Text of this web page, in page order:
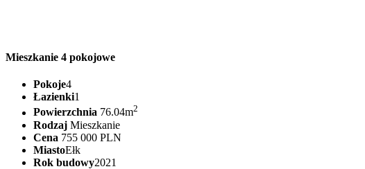
Mieszkanie 4 pokojowe
Pokoje4
Łazienki1
Powierzchnia 76.04m2
Rodzaj Mieszkanie
Cena 755 000 PLN
MiastoEłk
Rok budowy2021